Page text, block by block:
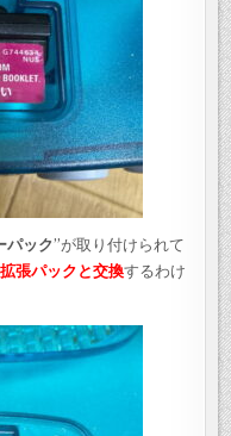
パック”が取り付けられて
張パックと交換するわけ